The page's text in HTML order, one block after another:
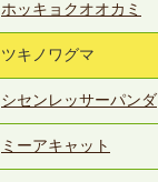
ホッキョクオオカミ
ツキノワグマ
シセンレッサーパンダ
ミーアキャット